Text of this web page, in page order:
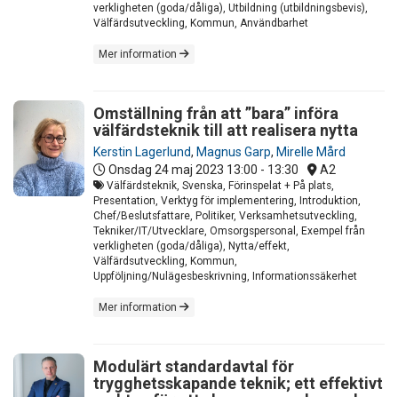
verkligheten (goda/dåliga), Utbildning (utbildningsbevis),
Välfärdsutveckling, Kommun, Användbarhet
Mer information
Omställning från att ”bara” införa
välfärdsteknik till att realisera nytta
Kerstin Lagerlund, Magnus Garp, Mirelle Mård
Onsdag 24 maj 2023 13:00 - 13:30 A2
Välfärdsteknik, Svenska, Förinspelat + På plats,
Presentation, Verktyg för implementering, Introduktion,
Chef/Beslutsfattare, Politiker, Verksamhetsutveckling,
Tekniker/IT/Utvecklare, Omsorgspersonal, Exempel från
verkligheten (goda/dåliga), Nytta/effekt,
Välfärdsutveckling, Kommun,
Uppföljning/Nulägesbeskrivning, Informationssäkerhet
Mer information
Modulärt standardavtal för
trygghetsskapande teknik; ett effektivt